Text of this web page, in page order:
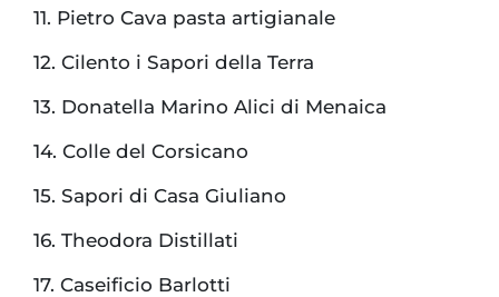
11. Pietro Cava pasta artigianale
12. Cilento i Sapori della Terra
13. Donatella Marino Alici di Menaica
14. Colle del Corsicano
15. Sapori di Casa Giuliano
16. Theodora Distillati
17. Caseificio Barlotti